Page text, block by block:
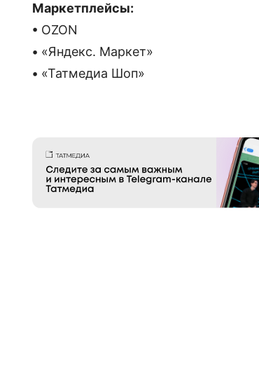
Маркетплейсы:
• OZON
• «Яндекс. Маркет»
• «Татмедиа Шоп»